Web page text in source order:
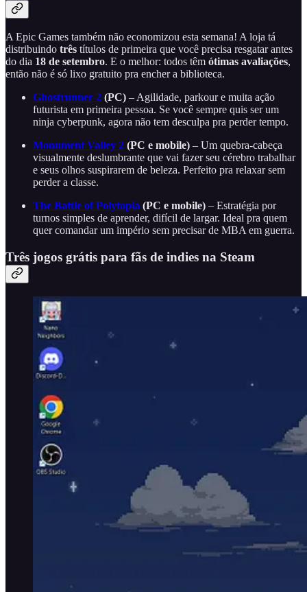
A Epic Games também não economizou esta semana! A loja tá
distribuindo três títulos de primeira que você precisa resgatar antes
do dia 18 de setembro. E o melhor: todos têm ótimas avaliações,
então não é só lixo gratuito pra encher a biblioteca.
Ghostrunner 2 (PC) – Agilidade, parkour e muita ação
futurista em primeira pessoa. Se você sempre quis ser um
ninja cyberpunk, agora não tem desculpa pra perder tempo.
Monument Valley 2 (PC e mobile) – Um quebra-cabeça
visualmente deslumbrante que vai fazer seu cérebro trabalhar
e seus olhos suspirarem de beleza. Perfeito pra relaxar sem
perder a classe.
The Battle of Polytopia (PC e mobile) – Estratégia por
turnos simples de aprender, difícil de largar. Ideal pra quem
quer comandar um império sem precisar de MBA em guerra.
Três jogos grátis para fãs de indies na Steam